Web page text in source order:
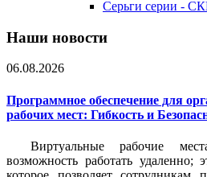
Серьги серии -
Наши новости
06.08.2026
Программное обеспечение для
рабочих мест: Гибкость и
Виртуальные рабочие
возможность работать удаленно;